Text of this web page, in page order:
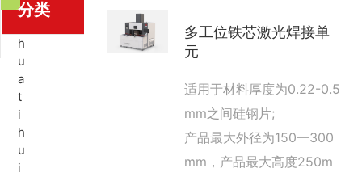
紫外线激光打标机
在线飞行激光打标机
CX-3D系列激光打标机
精密激光切割机
激光焊接系列
创恒激光机械手臂激光焊接机
电机定转子铁芯单工位激光焊接机
新能源电机定子铁芯激光焊接产线
新能源电机转子铁芯自动检测压铆产线
汽车行业激光智能解决方案
客户案例
关于创恒
分类
h
u
a
t
i
h
u
i
多工位铁芯激光焊接单
元
适用于材料厚度为0.22-0.5
mm之间硅钢片;
产品最大外径为150—300
mm，产品最大高度250m
QQ好友